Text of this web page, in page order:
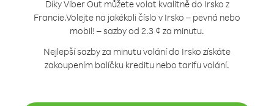
Díky Viber Out můžete volat kvalitně do Irsko z
Francie.Volejte na jakékoli číslo v Irsko – pevná nebo
mobil! – sazby od 2.3 ¢ za minutu.
Nejlepší sazby za minutu volání do Irsko získáte
zakoupením balíčku kreditu nebo tarifu volání.